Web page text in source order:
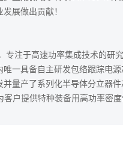
展做出贡献！
注于高速功率集成技术的
一具备自主研发包络跟踪电源
量产了系列化半导体分立器
户提供特种装备用高功率密